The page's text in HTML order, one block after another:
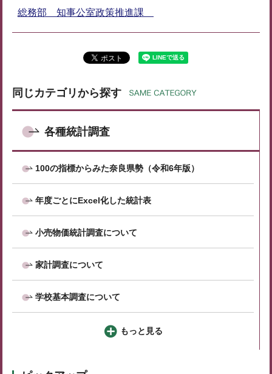
総務部 知事公室政策推進課
同じカテゴリから探す
各種統計調査
100の指標からみた奈良県勢（令和6年版）
年度ごとにExcel化した統計表
小売物価統計調査について
家計調査について
学校基本調査について
もっと見る